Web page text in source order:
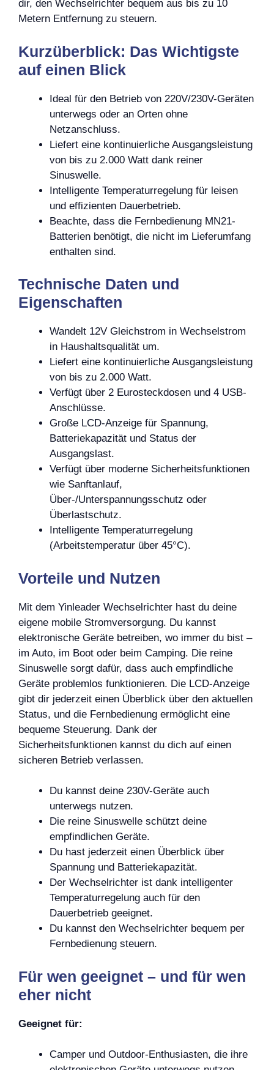
dir, den Wechselrichter bequem aus bis zu 10
Metern Entfernung zu steuern.
Kurzüberblick: Das Wichtigste
auf einen Blick
Ideal für den Betrieb von 220V/230V-Geräten
unterwegs oder an Orten ohne
Netzanschluss.
Liefert eine kontinuierliche Ausgangsleistung
von bis zu 2.000 Watt dank reiner
Sinuswelle.
Intelligente Temperaturregelung für leisen
und effizienten Dauerbetrieb.
Beachte, dass die Fernbedienung MN21-
Batterien benötigt, die nicht im Lieferumfang
enthalten sind.
Technische Daten und
Eigenschaften
Wandelt 12V Gleichstrom in Wechselstrom
in Haushaltsqualität um.
Liefert eine kontinuierliche Ausgangsleistung
von bis zu 2.000 Watt.
Verfügt über 2 Eurosteckdosen und 4 USB-
Anschlüsse.
Große LCD-Anzeige für Spannung,
Batteriekapazität und Status der
Ausgangslast.
Verfügt über moderne Sicherheitsfunktionen
wie Sanftanlauf,
Über-/Unterspannungsschutz oder
Überlastschutz.
Intelligente Temperaturregelung
(Arbeitstemperatur über 45°C).
Vorteile und Nutzen
Mit dem Yinleader Wechselrichter hast du deine
eigene mobile Stromversorgung. Du kannst
elektronische Geräte betreiben, wo immer du bist –
im Auto, im Boot oder beim Camping. Die reine
Sinuswelle sorgt dafür, dass auch empfindliche
Geräte problemlos funktionieren. Die LCD-Anzeige
gibt dir jederzeit einen Überblick über den aktuellen
Status, und die Fernbedienung ermöglicht eine
bequeme Steuerung. Dank der
Sicherheitsfunktionen kannst du dich auf einen
sicheren Betrieb verlassen.
Du kannst deine 230V-Geräte auch
unterwegs nutzen.
Die reine Sinuswelle schützt deine
empfindlichen Geräte.
Du hast jederzeit einen Überblick über
Spannung und Batteriekapazität.
Der Wechselrichter ist dank intelligenter
Temperaturregelung auch für den
Dauerbetrieb geeignet.
Du kannst den Wechselrichter bequem per
Fernbedienung steuern.
Für wen geeignet – und für wen
eher nicht
Geeignet für:
Camper und Outdoor-Enthusiasten, die ihre